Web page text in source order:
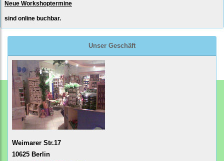
Neue Workshoptermine
sind online buchbar.
Unser Geschäft
Weimarer Str.17
10625 Berlin